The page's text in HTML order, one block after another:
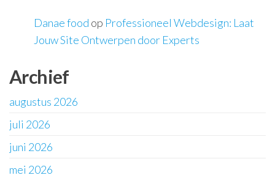
Danae food op Professioneel Webdesign: Laat
Jouw Site Ontwerpen door Experts
Archief
augustus 2026
juli 2026
juni 2026
mei 2026